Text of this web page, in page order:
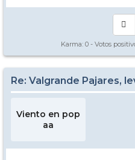
Karma: 0 - Votos
Re: Valgrande Pajares,
Viento en pop
aa